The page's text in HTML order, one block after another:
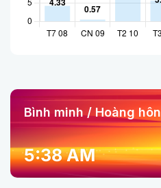
Bình minh / Hoàng hôn
5:38 AM